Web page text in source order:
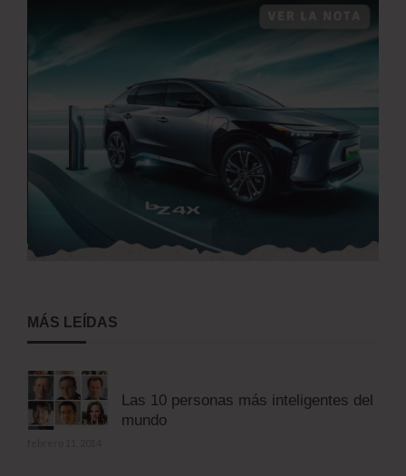
MÁS LEÍDAS
Las 10 personas más inteligentes del
mundo